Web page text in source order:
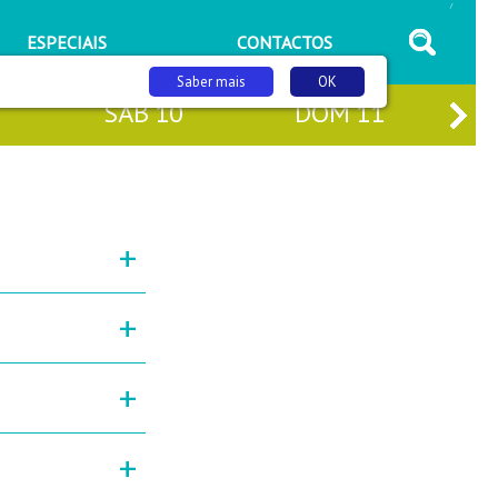
ESPECIAIS CONTACTOS
/
SÁB10 DOM11
+
+
+
+
OK
Saber mais